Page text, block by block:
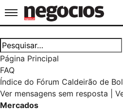
Jornal de Negócios
Página Principal
FAQ
Índice do Fórum Caldeirão de
Ver mensagens sem resposta
Mercados